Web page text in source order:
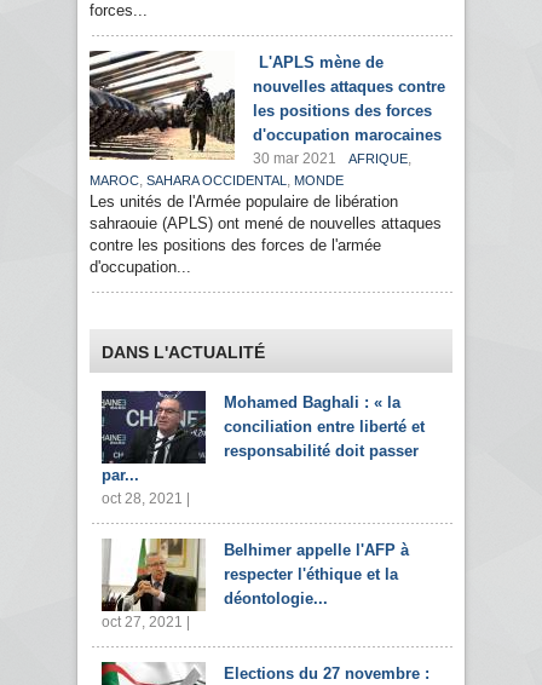
forces...
L'APLS mène de
nouvelles attaques contre
les positions des forces
d'occupation marocaines
30 mar 2021 AFRIQUE,
MAROC, SAHARA OCCIDENTAL , MONDE
Les unités de l'Armée populaire de libération
sahraouie (APLS) ont mené de nouvelles attaques
contre les positions des forces de l'armée
d'occupation...
DANS L'ACTUALITÉ
Mohamed Baghali : « la
conciliation entre liberté et
responsabilité doit passer
par...
oct 28, 2021 |
Belhimer appelle l'AFP à
respecter l'éthique et la
déontologie...
oct 27, 2021 |
Elections du 27 novembre :